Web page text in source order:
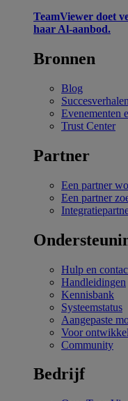
TeamViewer doet
haar Al-aanbod.
Bronnen
Blog
Succesverhalen
Evenementen
Trust Center
Partner
Een partner
Een partner
Hulp en
Handleidingen
Kennisbank
Systeemstatus
Aangepaste
Voor
Community
Bedrijf